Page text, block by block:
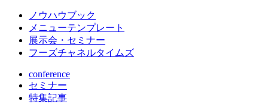
ノウハウブック
メニューテンプレート
展示会・セミナー
フーズチャネルタイムズ
conference
セミナー
特集記事